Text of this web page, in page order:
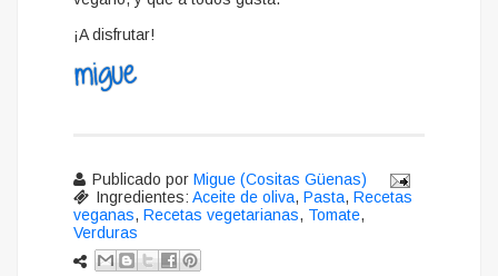
¡A disfrutar!
Publicado por Migue (Cositas Güenas)
Ingredientes: Aceite de oliva, Pasta, Recetas
veganas, Recetas vegetarianas, Tomate,
Verduras